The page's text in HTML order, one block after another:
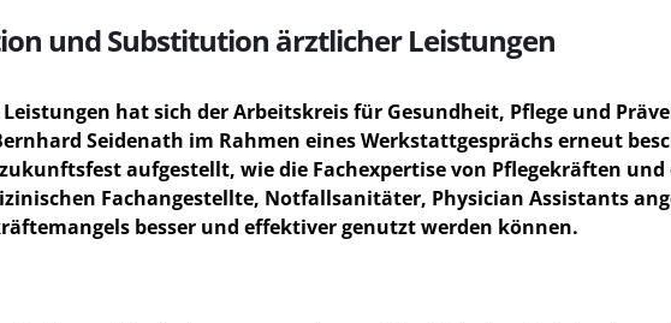
und Substitution ärztlicher Leistungen
hat sich der Arbeitskreis für Gesundheit, Pflege und
Seidenath im Rahmen eines Werkstattgesprächs erneut
aufgestellt, wie die Fachexpertise von Pflegekräften und
Fachangestellte, Notfallsanitäter, Physician Assistants
besser und effektiver genutzt werden können.